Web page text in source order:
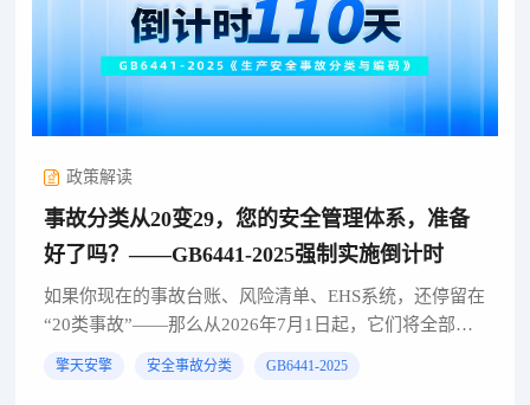
政策解读
事故分类从20变29，您的安全管理体系，准备
好了吗？——GB6441-2025强制实施倒计时
如果你现在的事故台账、风险清单、EHS系统，还停留在
“20类事故”——那么从2026年7月1日起，它们将全部不
合规！不是流程问题，是事故分类这一“安全管理底层逻
擎天安擎 安全事故分类 GB6441-2025